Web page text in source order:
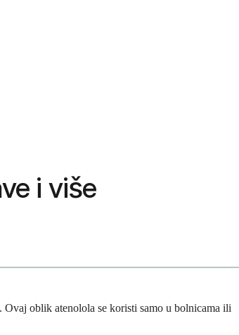
i više
oblik atenolola se koristi samo u bolnicama ili